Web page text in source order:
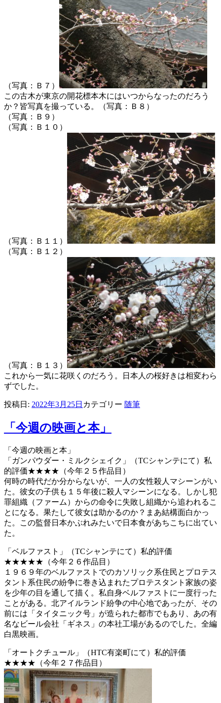
（写真：Ｂ７）
この古木が東京の開花標本木にはいつからなったのだろう
か？皆写真を撮っている。（写真：Ｂ８）
（写真：Ｂ９）
（写真：Ｂ１０）
（写真：Ｂ１１）
（写真：Ｂ１２）
（写真：Ｂ１３）
これから一気に花咲くのだろう。日本人の桜好きは相変わら
ずでした。
投稿日: 2022年3月25日 カテゴリー 随筆
「今週の映画と本」
「今週の映画と本」
「ガンパウダー・ミルクシェイク」（TCシャンテにて）私
的評価★★★★（今年２５作品目）
何時の時代だか分からないが、一人の女性殺人マシーンがい
た。彼女の子供も１５年後に殺人マシーンになる。しかし犯
罪組織（ファーム）からの命令に失敗し組織から追われるこ
とになる。果たして彼女は助かるのか？まあ結構面白かっ
た。この監督日本かぶれみたいで日本食があちこちに出てい
た。
「ベルファスト」（TCシャンテにて）私的評価
★★★★★（今年２６作品目）
１９６９年のベルファストでのカソリック系住民とプロテス
タント系住民の紛争に巻き込まれたプロテスタント家族の姿
を少年の目を通して描く。私自身ベルファストに一度行った
ことがある。北アイルランド紛争の中心地であったが、その
前には「タイタニック号」が造られた都市でもあり、あの有
名なビール会社「ギネス」の本社工場があるのでした。全編
白黒映画。
「オートクチュール」（HTC有楽町にて）私的評価
★★★★（今年２７作品目）